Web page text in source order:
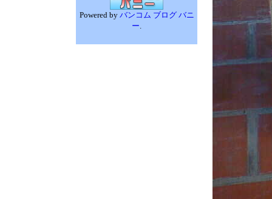
Powered by バンコム ブログ バニ
ー.